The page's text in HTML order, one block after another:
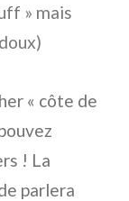
» mais
« côte de
! La
parlera